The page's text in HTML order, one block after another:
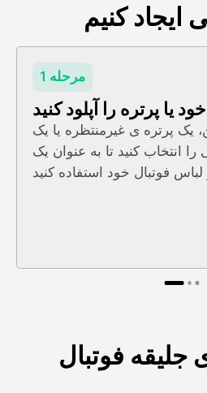
کنیم
مرحله 1
یا پرتره را آپلود کنید
پرتره ی غیرمنتظره یا یک
انتخاب کنید تا به عنوان یک
جلیقه فوتبال